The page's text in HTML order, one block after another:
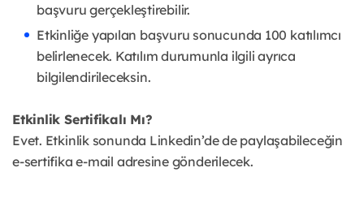
başvuru gerçekleştirebilir.
Etkinliğe yapılan başvuru sonucunda 100 katılımcı
belirlenecek. Katılım durumunla ilgili ayrıca
bilgilendirileceksin.
Etkinlik Sertifikalı Mı?
Evet. Etkinlik sonunda Linkedin’de de paylaşabileceğin
e-sertifika e-mail adresine gönderilecek.